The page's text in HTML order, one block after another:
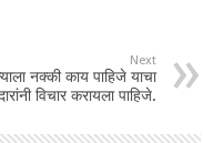
Next
नक्की काय पाहिजे याचा
विचार करायला पाहिजे.